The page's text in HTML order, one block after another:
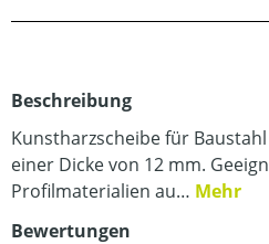
Beschreibung
Kunstharzscheibe für
einer Dicke von 12 mm.
Profilmaterialien au… Mehr
Bewertungen